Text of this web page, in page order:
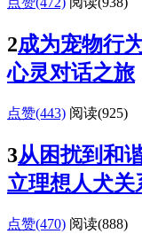
2成为宠物行
心灵对话之旅
点赞(443) 阅读(925)
3从困扰到和
立理想人犬关
点赞(470) 阅读(888)